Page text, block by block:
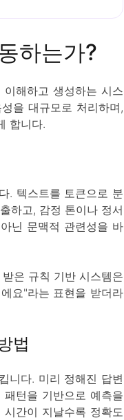
하는가?
해하고 생성하는 시스
을 대규모로 처리하며,
합니다.
. 텍스트를 토큰으로 분
하고, 감정 톤이나 정서
닌 문맥적 관련성을 바
은 규칙 기반 시스템은
요"라는 표현을 받더라
법
니다. 미리 정해진 답변
턴을 기반으로 예측을
간이 지날수록 정확도